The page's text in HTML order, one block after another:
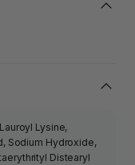
Lysine,
Sodium Hydroxide,
Distearyl